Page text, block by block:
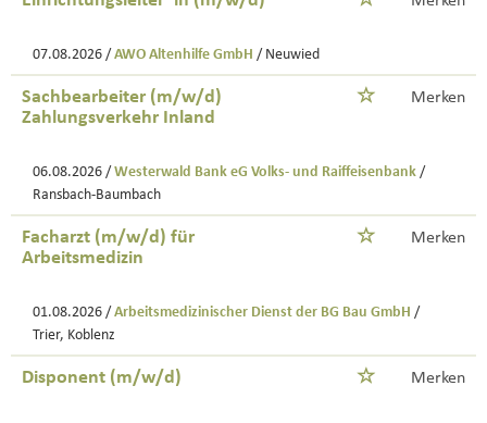
07.08.2026 / AWO Altenhilfe GmbH / Neuwied
Sachbearbeiter (m/w/d)
Zahlungsverkehr Inland
Merken
06.08.2026 / Westerwald Bank eG Volks- und Raiffeisenbank /
Ransbach-Baumbach
Facharzt (m/w/d) für
Arbeitsmedizin
Merken
01.08.2026 / Arbeitsmedizinischer Dienst der BG Bau GmbH /
Trier, Koblenz
Disponent (m/w/d) Merken